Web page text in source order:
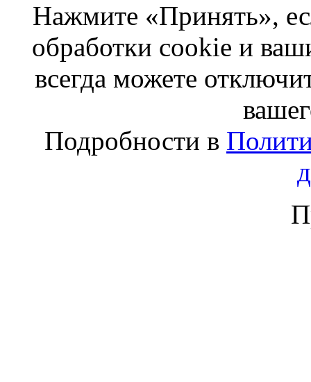
Нажмите «Принять»,
обработки cookie и
всегда можете
Подробности в